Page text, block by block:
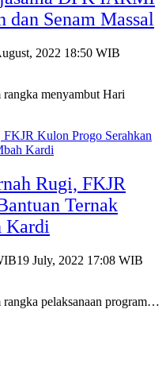
dan Senam Massal
2022 18:50 WIB
menyambut Hari
Rugi, FKJR
Ternak
Kardi
19 July, 2022 17:08 WIB
pelaksanaan program…